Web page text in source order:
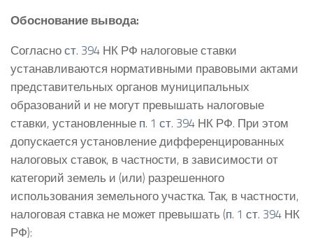
Обоснование вывода:
Согласност. 394 НК РФ налоговые ставки
устанавливаются нормативными правовыми актами
представительных органов муниципальных
образований и не могут превышать налоговые
ставки, установленные п. 1 ст. 394 НК РФ. При этом
допускается установление дифференцированных
налоговых ставок, в частности, в зависимости от
категорий земель и (или) разрешенного
использования земельного участка. Так, в частности,
налоговая ставка не может превышать (п. 1 ст. 394 НК
РФ):